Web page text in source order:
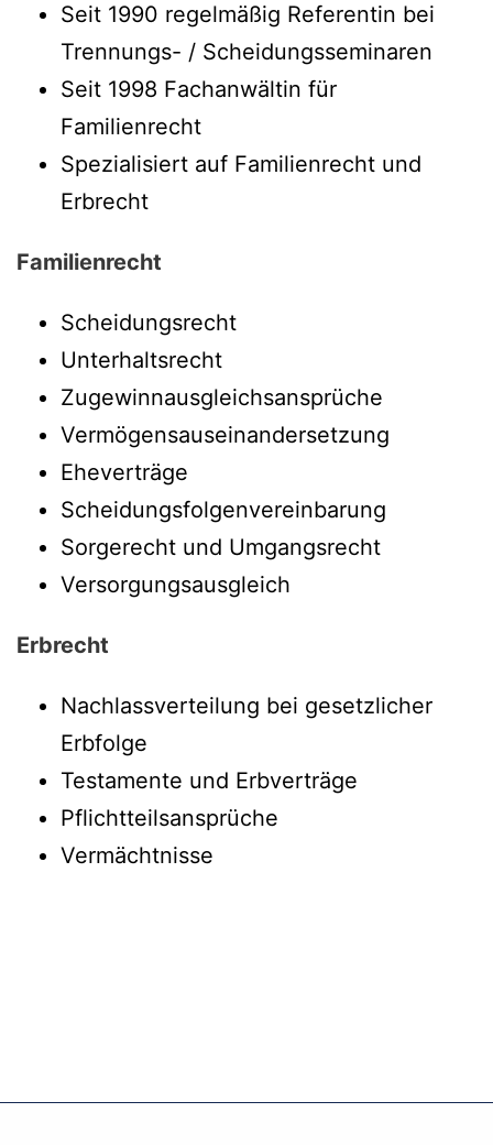
Seit 1990 regelmäßig Referentin bei
Trennungs- / Scheidungsseminaren
Seit 1998 Fachanwältin für
Familienrecht
Spezialisiert auf Familienrecht und
Erbrecht
Familienrecht
Scheidungsrecht
Unterhaltsrecht
Zugewinnausgleichsansprüche
Vermögensauseinandersetzung
Eheverträge
Scheidungsfolgenvereinbarung
Sorgerecht und Umgangsrecht
Versorgungsausgleich
Erbrecht
Nachlassverteilung bei gesetzlicher
Erbfolge
Testamente und Erbverträge
Pflichtteilsansprüche
Vermächtnisse